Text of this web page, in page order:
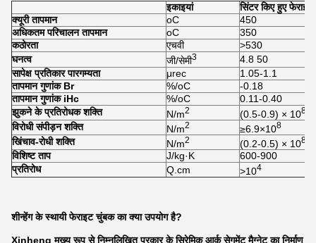
इकाइयां
सिंटर किए हुए फेराइट
क्यूरी तापमान
oC
450
अधिकतम परिचालन तापमान
oC
350
कठोरता
एचवी
>530
घनत्व
जी/सेमी3
4.8 50
सापेक्ष प्रतिकार पारगम्यता
μrec
1.05-1.1
तापमान गुणांक Br
%/oC
-0.18
तापमान गुणांक iHc
%/oC
0.11-0.40
झुकने के प्रतिरोधक शक्ति
N/m2 (0.5-0.9) × 108
विरोधी संपीड़न शक्ति N/m2 ≥6.9×108
खिंचाव-रोधी शक्ति N/m2 (0.2-0.5) × 108
विशिष्ट ताप J/kg·K
600-900
प्रतिरोध
Q.cm >104
शीन्हेंग के स्थायी फेराइट चुंबक का क्या उपयोग है?
Xinheng मुख्य रूप से निम्नलिखित प्रकार के सिरेमिक आर्क सेगमेंट मैग्नेट का निर्माण